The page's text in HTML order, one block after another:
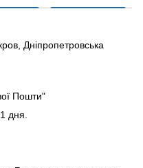
Дніпропетровська
Пошти"
дня.